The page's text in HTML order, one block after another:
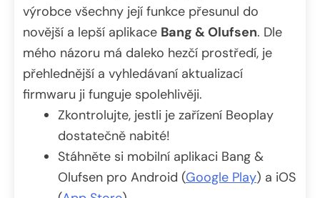
výrobce všechny její funkce přesunul do
novější a lepší aplikace Bang & Olufsen. Dle
mého názoru má daleko hezčí prostředí, je
přehlednější a vyhledávaní aktualizací
firmwaru ji funguje spolehlivěji.
Zkontrolujte, jestli je zařízení Beoplay
dostatečně nabité!
Stáhněte si mobilní aplikaci Bang &
Olufsen pro Android (Google Play) a iOS